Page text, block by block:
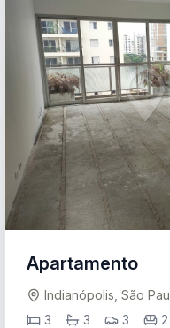
Apartamento
Indianópolis, São
3
3 3 2